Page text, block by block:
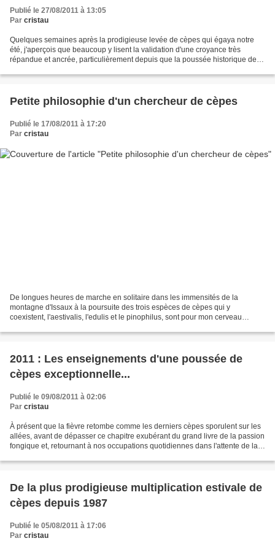
Publié le 27/08/2011 à 13:05
Par cristau
Quelques semaines après la prodigieuse levée de cèpes qui égaya notre
été, j'aperçois que beaucoup y lisent la validation d'une croyance très
répandue et ancrée, particulièrement depuis que la poussée historique de
Petite philosophie d'un chercheur de cèpes
Publié le 17/08/2011 à 17:20
Par cristau
De longues heures de marche en solitaire dans les immensités de la
montagne d'Issaux à la poursuite des trois espèces de cèpes qui y
coexistent, l'aestivalis, l'edulis et le pinophilus, sont pour mon cerveau
2011 : Les enseignements d'une poussée de
cèpes exceptionnelle...
Publié le 09/08/2011 à 02:06
Par cristau
À présent que la fièvre retombe comme les derniers cèpes sporulent sur les
allées, avant de dépasser ce chapitre exubérant du grand livre de la passion
fongique et, retournant à nos occupations quotidiennes dans l'attente de la
De la plus prodigieuse multiplication estivale de
cèpes depuis 1987
Publié le 05/08/2011 à 17:06
Par cristau